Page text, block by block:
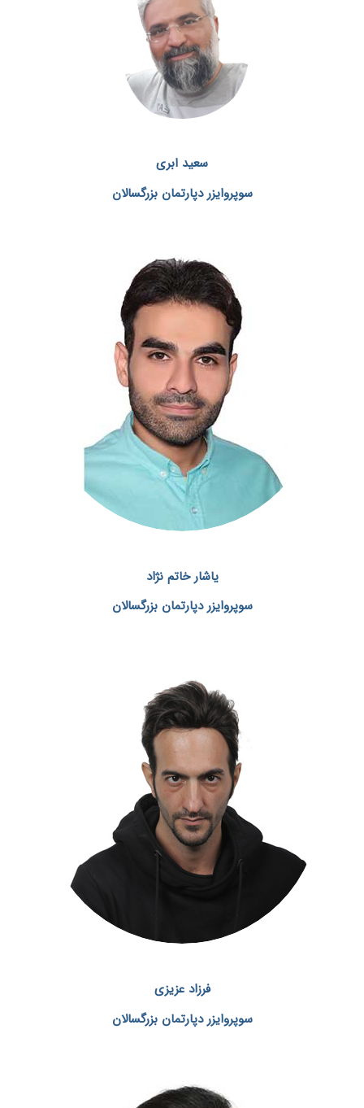
سعید ابری
سوپروایزر دپارتمان بزرگسالان
یاشار خاتم نژاد
سوپروایزر دپارتمان بزرگسالان
فرزاد عزیزی
سوپروایزر دپارتمان بزرگسالان